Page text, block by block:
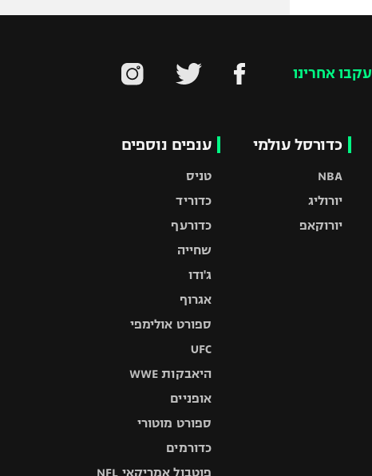
עקבו אחרינו
כדורסל עולמי
NBA
יורוליג
יורוקאפ
ענפים נוספים
טניס
כדוריד
כדורעף
שחייה
ג'ודו
אגרוף
ספורט אולימפי
UFC
היאבקות WWE
אופניים
ספורט מוטורי
כדורמים
פוטבול אמריקאי NFL